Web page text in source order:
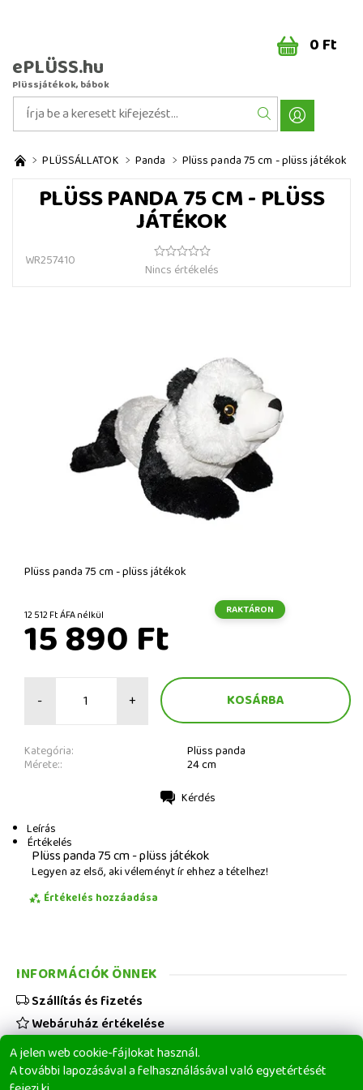
ePLÜSS.hu
Plüssjátékok, bábok
0 Ft
PLÜSSÁLLATOK Panda Plüss panda 75 cm - plüss játékok
PLÜSS PANDA 75 CM - PLÜSS
JÁTÉKOK
WR257410
Nincs értékelés
Plüss panda 75 cm - plüss játékok
12 512 Ft ÁFA nélkül RAKTÁRON
15 890 Ft
- +
Kategória: Plüss panda
Mérete:: 24 cm
Kérdés
Leírás
Értékelés
Plüss panda 75 cm - plüss játékok
Legyen az első, aki véleményt ír ehhez a tételhez!
Értékelés hozzáadása
A jelen web cookie-fájlokat használ.
A további lapozásával a felhasználásával való egyetértését
INFORMÁCIÓK ÖNNEK
Szállítás és fizetés
Webáruház értékelése
Viszonteladóknak
Üzleti feltételek